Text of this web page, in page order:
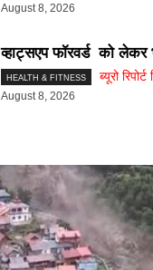
August 8, 2026
व्हाट्सएप फॉरवर्ड को लेकर
HEALTH & FITNESS ब्यूरो
August 8, 2026